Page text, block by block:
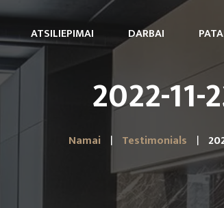
ATSILIEPIMAI DARBAI
2022-11-
Namai Testimonials